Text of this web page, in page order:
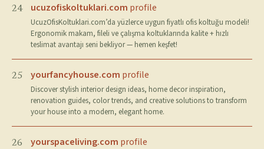
24 ucuzofiskoltuklari.com profile
UcuzOfisKoltuklari.com’da yüzlerce uygun fiyatlı ofis koltuğu modeli!
Ergonomik makam, fileli ve çalışma koltuklarında kalite + hızlı
teslimat avantajı seni bekliyor — hemen keşfet!
25 yourfancyhouse.com profile
Discover stylish interior design ideas, home decor inspiration,
renovation guides, color trends, and creative solutions to transform
your house into a modern, elegant home.
26 yourspaceliving.com profile